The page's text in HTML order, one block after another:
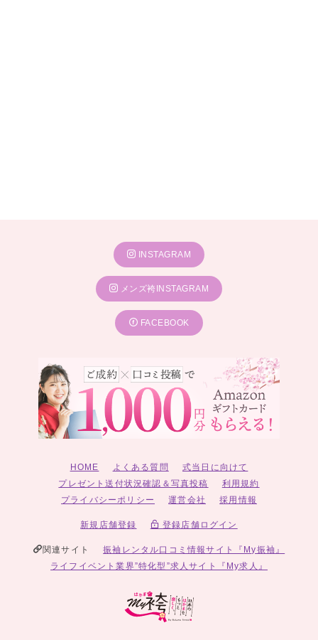
INSTAGRAM
メンズ袴INSTAGRAM
FACEBOOK
HOME よくある質問
式当日に向けて
プレゼント送付状況確認＆写真投稿
利用規約
プライバシーポリシー
運営会社 採用情報
新規店舗登録 登録店舗ログイン
関連サイト
振袖レンタル口コミ情報サイト『My振袖』
ライフイベント業界”特化型”求人サイト『My求人』